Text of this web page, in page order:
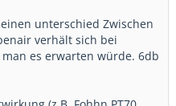
unterschied Zwischen
verhält sich bei
es erwarten würde. 6db